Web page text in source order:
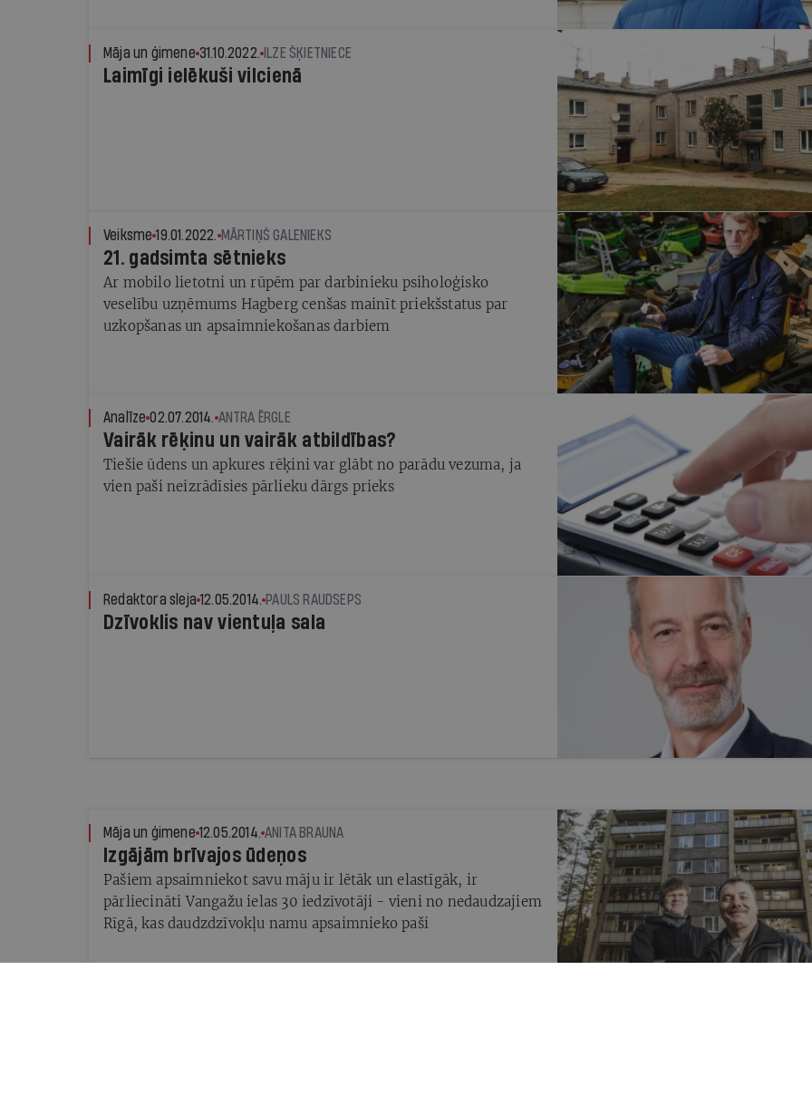
Māja un ģimene 31.10.2022. ILZE ŠĶIETNIECE
Laimīgi ielēkuši vilcienā
Veiksme 19.01.2022. MĀRTIŅŠ GALENIEKS
21. gadsimta sētnieks
Ar mobilo lietotni un rūpēm par darbinieku psiholoģisko
veselību uzņēmums Hagberg cenšas mainīt priekšstatus par
uzkopšanas un apsaimniekošanas darbiem
Analīze 02.07.2014. ANTRA ĒRGLE
Vairāk rēķinu un vairāk atbildības?
Tiešie ūdens un apkures rēķini var glābt no parādu vezuma, ja
vien paši neizrādīsies pārlieku dārgs prieks
Redaktora sleja 12.05.2014. PAULS RAUDSEPS
Dzīvoklis nav vientuļa sala
Māja un ģimene 12.05.2014. ANITA BRAUNA
Izgājām brīvajos ūdeņos
Pašiem apsaimniekot savu māju ir lētāk un elastīgāk, ir
pārliecināti Vangažu ielas 30 iedzīvotāji - vieni no nedaudzajiem
Rīgā, kas daudzdzīvokļu namu apsaimnieko paši